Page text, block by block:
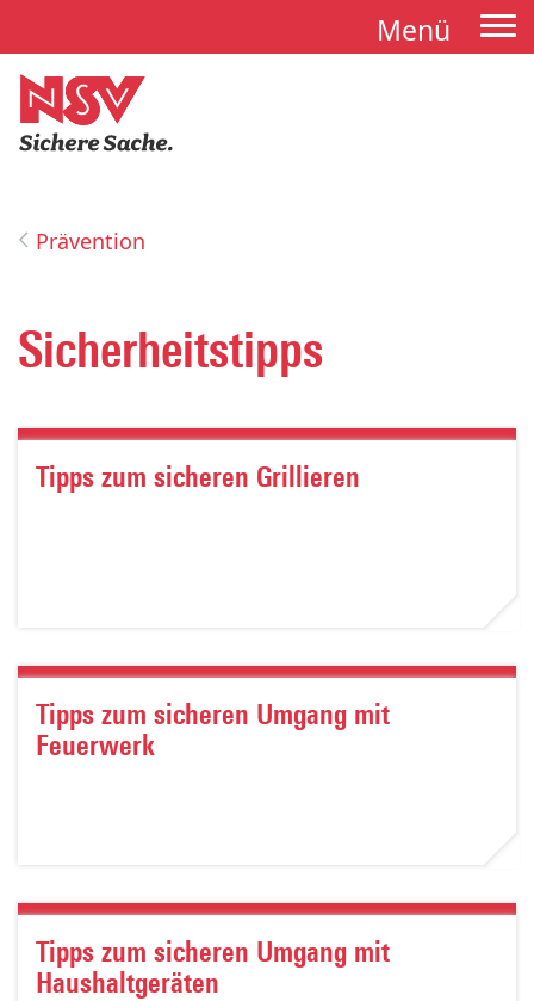
Menü
Prävention
Sicherheitstipps
Tipps zum sicheren Grillieren
Tipps zum sicheren Umgang mit
Feuerwerk
Tipps zum sicheren Umgang mit
Haushaltgeräten